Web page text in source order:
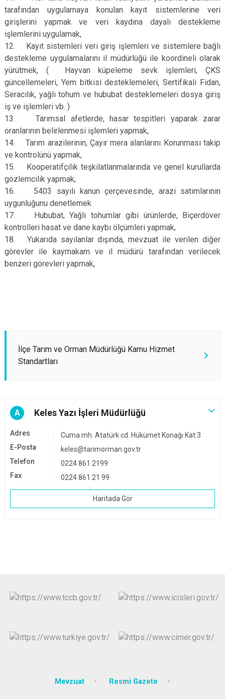
tarafından uygulamaya konulan kayıt sistemlerine veri
girişlerini yapmak ve veri kaydına dayalı destekleme
işlemlerini uygulamak,
12. Kayıt sistemleri veri giriş işlemleri ve sistemlere bağlı
destekleme uygulamalarını il müdürlüğü ile koordineli olarak
yürütmek, ( Hayvan küpeleme sevk işlemleri, ÇKS
güncellemeleri, Yem bitkisi desteklemeleri, Sertifikalı Fidan,
Seracılık, yağlı tohum ve hububat desteklemeleri dosya giriş
iş ve işlemleri vb. )
13. Tarımsal afetlerde, hasar tespitleri yaparak zarar
oranlarının belirlenmesi işlemleri yapmak,
14. Tarım arazilerinin, Çayır mera alanlarını Korunması takip
ve kontrolünü yapmak,
15. Kooperatifçilik teşkilatlanmalarında ve genel kurullarda
gözlemcilik yapmak,
16. 5403 sayılı kanun çerçevesinde, arazi satımlarının
uygunluğunu denetlemek
17. Hububat, Yağlı tohumlar gibi ürünlerde, Biçerdöver
kontrolleri hasat ve dane kaybı ölçümleri yapmak,
18. Yukarıda sayılanlar dışında, mevzuat ile verilen diğer
görevler ile kaymakam ve il müdürü tarafından verilecek
benzeri görevleri yapmak,
İlçe Tarım ve Orman Müdürlüğü Kamu Hizmet
Standartları
A Keles Yazı İşleri Müdürlüğü
Adres
Cuma mh. Atatürk cd. Hükümet Konağı Kat:3
E-Posta
keles@tarimorman.gov.tr
Telefon
0224 861 2199
Fax
0224 861 21 99
Haritada Gör
Mevzuat Resmi Gazete